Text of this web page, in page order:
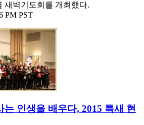
새벽기도회를 개최했다.
PM PST
는 인생을 배우다, 2015 특새 현